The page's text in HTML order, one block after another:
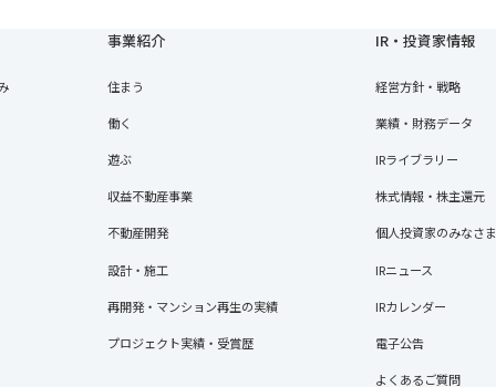
事業紹介
住まう
働く
遊ぶ
収益不動産事業
不動産開発
設計・施工
再開発・マンション再生の実績
プロジェクト実績・受賞歴
IR・投資家情報
経営方針・戦略
業績・財務データ
IRライブラリー
株式情報・株主還元
個人投資家のみなさ
IRニュース
IRカレンダー
電子公告
よくあるご質問